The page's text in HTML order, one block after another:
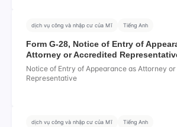
dịch vụ công và nhập cư của Mĩ Tiếng Anh
Form G-28, Notice of Entry of
Attorney or Accredited
Notice of Entry of Appearance as Attorney
Representative
dịch vụ công và nhập cư của Mĩ Tiếng Anh